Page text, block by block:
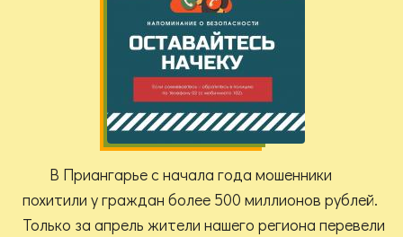
В Приангарье с начала года мошенники
похитили у граждан более 500 миллионов рублей.
Только за апрель жители нашего региона перевели